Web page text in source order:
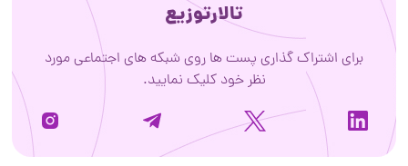
تالارتوزیع
برای اشتراک گذاری پست ها روی شبکه های اجتماعی مورد
نظر خود کلیک نمایید.